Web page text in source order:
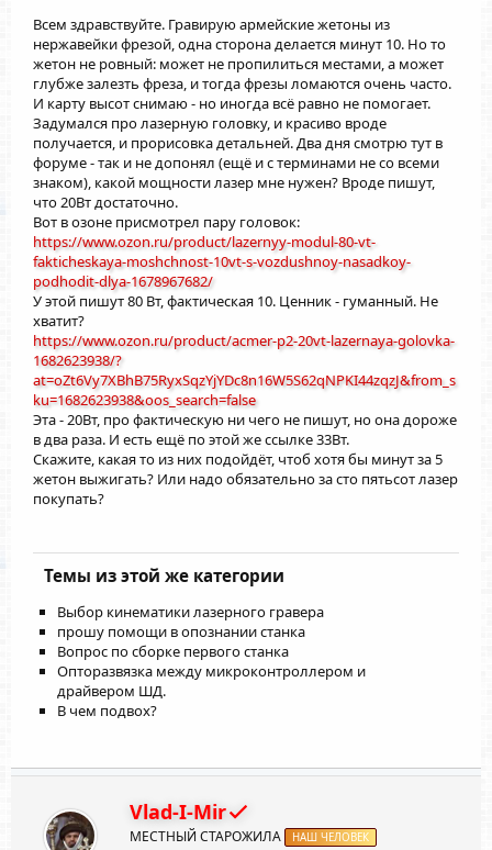
Всем здравствуйте. Гравирую армейские жетоны из
нержавейки фрезой, одна сторона делается минут 10. Но то
жетон не ровный: может не пропилиться местами, а может
глубже залезть фреза, и тогда фрезы ломаются очень часто.
И карту высот снимаю - но иногда всё равно не помогает.
Задумался про лазерную головку, и красиво вроде
получается, и прорисовка детальней. Два дня смотрю тут в
форуме - так и не допонял (ещё и с терминами не со всеми
знаком), какой мощности лазер мне нужен? Вроде пишут,
что 20Вт достаточно.
Вот в озоне присмотрел пару головок:
https://www.ozon.ru/product/lazernyy-modul-80-vt-
fakticheskaya-moshchnost-10vt-s-vozdushnoy-nasadkoy-
podhodit-dlya-1678967682/
У этой пишут 80 Вт, фактическая 10. Ценник - гуманный. Не
хватит?
https://www.ozon.ru/product/acmer-p2-20vt-lazernaya-golovka-
1682623938/?
at=oZt6Vy7XBhB75RyxSqzYjYDc8n16W5S62qNPKI44zqzJ&from_s
ku=1682623938&oos_search=false
Эта - 20Вт, про фактическую ни чего не пишут, но она дороже
в два раза. И есть ещё по этой же ссылке 33Вт.
Скажите, какая то из них подойдёт, чтоб хотя бы минут за 5
жетон выжигать? Или надо обязательно за сто пятьсот лазер
покупать?
Темы из этой же категории
Выбор кинематики лазерного гравера
прошу помощи в опознании станка
Вопрос по сборке первого станка
Опторазвязка между микроконтроллером и
драйвером ШД.
В чем подвох?
Vlad-I-Mir
МЕСТНЫЙ СТАРОЖИЛА НАШ ЧЕЛОВЕК